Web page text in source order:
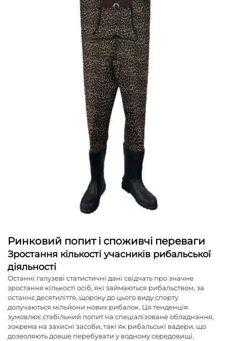
Ринковий попит і споживчі переваги
Зростання кількості учасників рибальської
діяльності
Останні галузеві статистичні дані свідчать про значне
зростання кількості осіб, які займаються рибальством, за
останнє десятиліття, щороку до цього виду спорту
долучаються мільйони нових рибалок. Ця тенденція
зумовлює стабільний попит на спеціалізоване обладнання,
зокрема на захисні засоби, такі як рибальські вадери, що
дозволяють довше перебувати у водному середовищі.